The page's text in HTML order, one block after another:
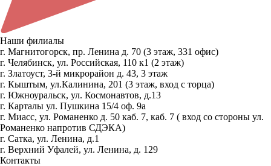
Наши филиалы
г. Магнитогорск, пр. Ленина д. 70 (3 этаж, 331 офис)
г. Челябинск, ул. Российская, 110 к1 (2 этаж)
г. Златоуст, 3-й микрорайон д. 43, 3 этаж
г. Кыштым, ул.Калинина, 201 (3 этаж, вход с торца)
г. Южноуральск, ул. Космонавтов, д.13
г. Карталы ул. Пушкина 15/4 оф. 9а
г. Миасс, ул. Романенко д. 50 каб. 7, каб. 7 ( вход со стороны ул.
Романенко напротив СДЭКА)
г. Сатка, ул. Ленина, д.1
г. Верхний Уфалей, ул. Ленина, д. 129
Контакты